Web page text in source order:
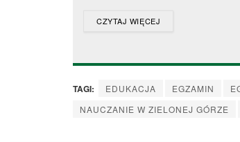
CZYTAJ WIĘCEJ
TAGI: EDUKACJA EGZAMIN
NAUCZANIE W ZIELONEJ GÓRZE